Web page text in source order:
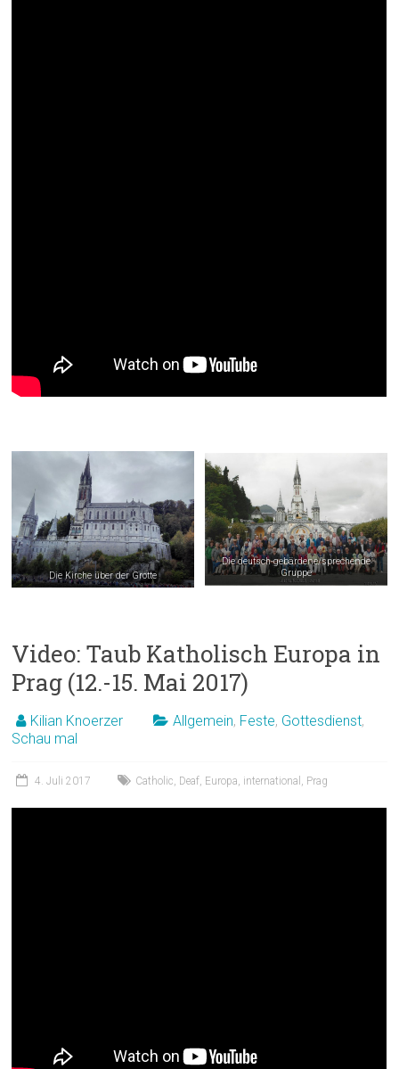
Die Kirche über der Grotte
Die deutsch-gebärdene/sprechende
Gruppe
Video: Taub Katholisch Europa in
Prag (12.-15. Mai 2017)
Kilian Knoerzer Allgemein, Feste, Gottesdienst,
Schau mal
4. Juli 2017 Catholic, Deaf, Europa, international , Prag